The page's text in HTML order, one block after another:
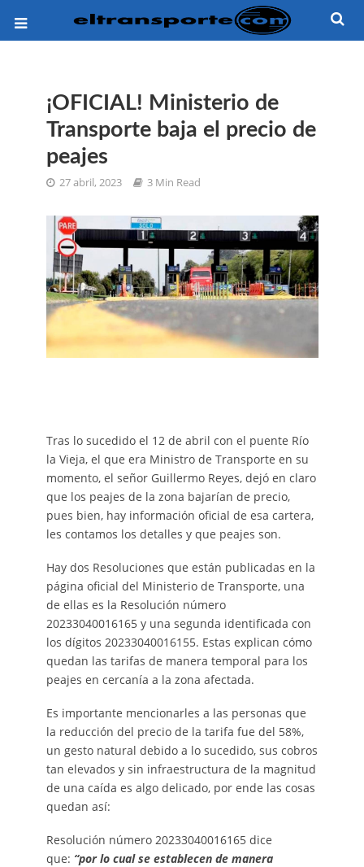
¡OFICIAL! Ministerio de
Transporte baja el precio de
peajes
27 abril, 2023 3 Min Read
Tras lo sucedido el 12 de abril con el puente Río
la Vieja, el que era Ministro de Transporte en su
momento, el señor Guillermo Reyes, dejó en claro
que los peajes de la zona bajarían de precio,
pues bien, hay información oficial de esa cartera,
les contamos los detalles y que peajes son.
Hay dos Resoluciones que están publicadas en la
página oficial del Ministerio de Transporte, una
de ellas es la Resolución número
20233040016165 y una segunda identificada con
los dígitos 20233040016155. Estas explican cómo
quedan las tarifas de manera temporal para los
peajes en cercanía a la zona afectada.
Es importante mencionarles a las personas que
la reducción del precio de la tarifa fue del 58%,
un gesto natural debido a lo sucedido, sus cobros
tan elevados y sin infraestructura de la magnitud
de una caída es algo delicado, por ende las cosas
quedan así:
Resolución número 20233040016165 dice
que: “por lo cual se establecen de manera